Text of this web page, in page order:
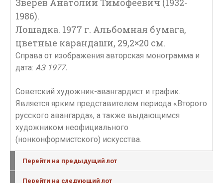
Зверев Анатолий Тимофеевич (1932-
1986).
Лошадка. 1977 г. Альбомная бумага,
цветные карандаши, 29,2×20 см.
Справа от изображения авторская монограмма и
дата: АЗ 1977.
Советский художник-авангардист и график.
Является ярким представителем периода «Второго
русского авангарда», а также выдающимся
художником неофициального
(нонконформистского) искусства.
Перейти на предыдущий лот
Перейти на следующий лот